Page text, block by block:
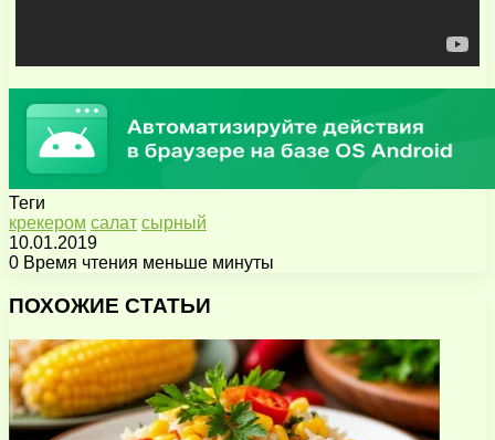
Теги
крекером салат сырный
10.01.2019
0 Время чтения меньше минуты
через
почту
ПОХОЖИЕ СТАТЬИ